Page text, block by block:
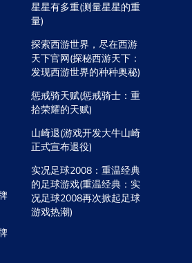
星星有多重(测量星星的重
量)
探索西游世界，尽在西游
天下官网(探秘西游天下：
发现西游世界的种种奥秘)
惩戒骑天赋(惩戒骑士：重
拾荣耀的天赋)
山崎退(游戏开发大牛山崎
正式宣布退役)
实况足球2008：重温经典
的足球游戏(重温经典：实
况足球2008再次掀起足球
游戏热潮)